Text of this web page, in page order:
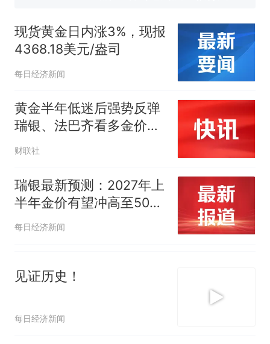
核查
力已达15级 最新研判
热 那个在床头放菜刀的女孩，
因老师一句“跟我回家”改写了
现货黄金日内涨3%，现报
4368.18美元/盎司
每日经济新闻
黄金半年低迷后强势反弹
瑞银、法巴齐看多金价冲
击5000美元
财联社
瑞银最新预测：2027年上
半年金价有望冲高至5000
美元，美元走弱、资产多
每日经济新闻
见证历史！
每日经济新闻